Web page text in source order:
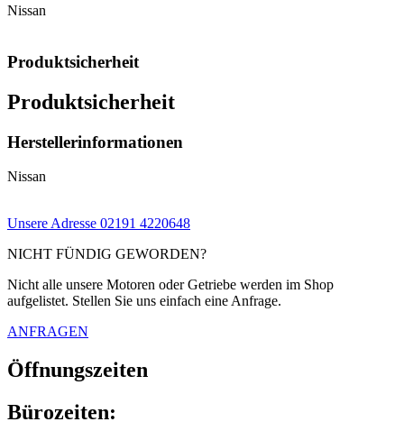
Nissan
Produktsicherheit
Produktsicherheit
Herstellerinformationen
Nissan
Unsere Adresse 02191 4220648
NICHT FÜNDIG GEWORDEN?
Nicht alle unsere Motoren oder Getriebe werden im Shop
aufgelistet. Stellen Sie uns einfach eine Anfrage.
ANFRAGEN
Öffnungszeiten
Bürozeiten: